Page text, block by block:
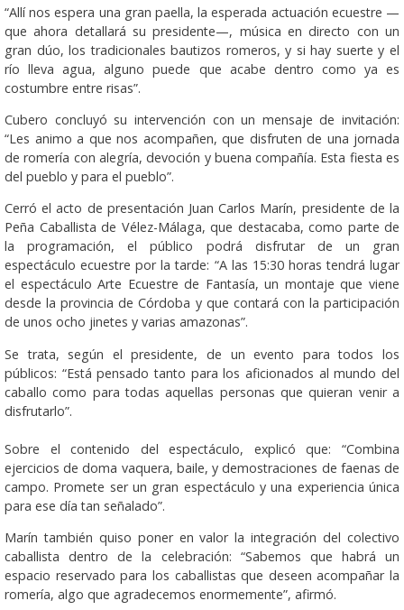
“Allí nos espera una gran paella, la esperada actuación ecuestre —
que ahora detallará su presidente—, música en directo con un
gran dúo, los tradicionales bautizos romeros, y si hay suerte y el
río lleva agua, alguno puede que acabe dentro como ya es
costumbre entre risas”.
Cubero concluyó su intervención con un mensaje de invitación:
“Les animo a que nos acompañen, que disfruten de una jornada
de romería con alegría, devoción y buena compañía. Esta fiesta es
del pueblo y para el pueblo”.
Cerró el acto de presentación Juan Carlos Marín, presidente de la
Peña Caballista de Vélez-Málaga, que destacaba, como parte de
la programación, el público podrá disfrutar de un gran
espectáculo ecuestre por la tarde: “A las 15:30 horas tendrá lugar
el espectáculo Arte Ecuestre de Fantasía, un montaje que viene
desde la provincia de Córdoba y que contará con la participación
de unos ocho jinetes y varias amazonas”.
Se trata, según el presidente, de un evento para todos los
públicos: “Está pensado tanto para los aficionados al mundo del
caballo como para todas aquellas personas que quieran venir a
disfrutarlo”.
Sobre el contenido del espectáculo, explicó que: “Combina
ejercicios de doma vaquera, baile, y demostraciones de faenas de
campo. Promete ser un gran espectáculo y una experiencia única
para ese día tan señalado”.
Marín también quiso poner en valor la integración del colectivo
caballista dentro de la celebración: “Sabemos que habrá un
espacio reservado para los caballistas que deseen acompañar la
romería, algo que agradecemos enormemente”, afirmó.